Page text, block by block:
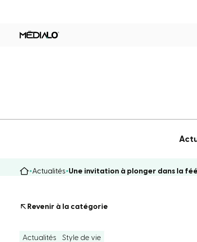
Actualités Une invitation à plonger dans la
Revenir à la catégorie
Actualités Style de vie